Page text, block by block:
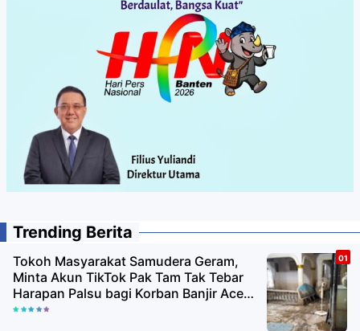
Trending Berita
Tokoh Masyarakat Samudera Geram,
Minta Akun TikTok Pak Tam Tak Tebar
Harapan Palsu bagi Korban Banjir Aceh
Utara